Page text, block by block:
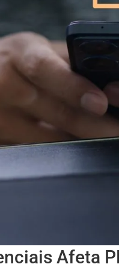
Afeta